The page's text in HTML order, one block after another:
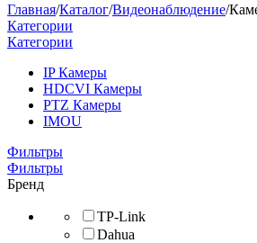
Главная/Каталог/Видеонаблюдение/
Категории
Категории
IP Камеры
HDCVI Камеры
PTZ Камеры
IMOU
Фильтры
Фильтры
Бренд
TP-Link
Dahua